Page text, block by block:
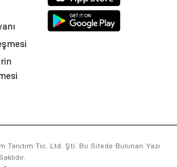
Tanıtım Tic. Ltd. Şti. Bu Sitede Bulunan Yazı
Tanıtım Tic. Ltd. Şti. Bu Sitede Bulunan
Agencytarafından tasarlanmış ve